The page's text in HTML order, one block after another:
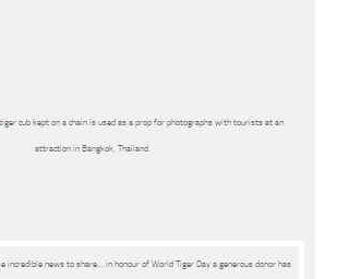
cub kept on a chain is used as a prop for photographs with tourists at an
attraction in Bangkok, Thailand.
incredible news to share… in honour of World Tiger Day a generous donor has